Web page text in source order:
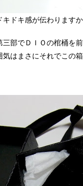
ドキ感が伝わります
部でＤＩＯの棺桶を
はまさにそれでこの